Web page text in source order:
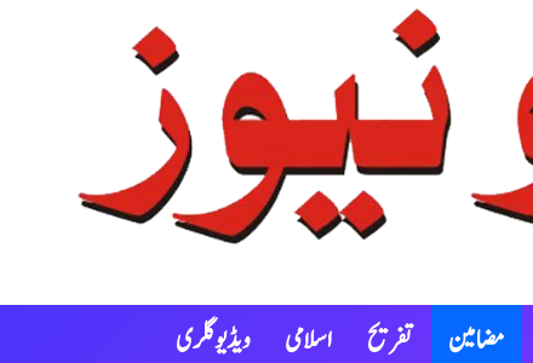
مضامین تفریح اسلامی ویڈیو گلری